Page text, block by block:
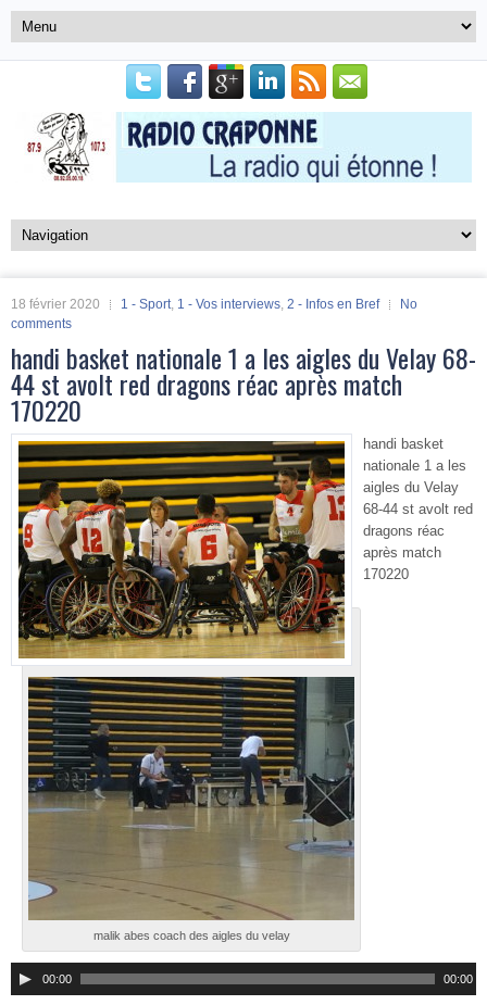
18 février 2020 1 - Sport, 1 - Vos interviews, 2 - Infos en Bref
No
comments
handi basket nationale 1 a les aigles du Velay 68-
44 st avolt red dragons réac après match
170220
handi basket
nationale 1 a les
aigles du Velay
68-44 st avolt red
dragons réac
après match
170220
malik abes coach des aigles du velay
00:00 00:00